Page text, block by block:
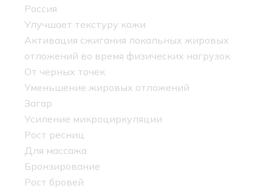
Россия
Улучшает текстуру кожи
Активация сжигания локальных жировых
отложений во время физических нагрузок
От черных точек
Уменьшение жировых отложений
Загар
Усиление микроциркуляции
Рост ресниц
Для массажа
Бронзирование
Рост бровей